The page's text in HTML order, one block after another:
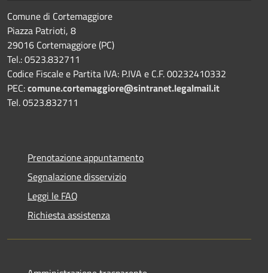
Comune di Cortemaggiore
Piazza Patrioti, 8
29016 Cortemaggiore (PC)
Tel.: 0523.832711
Codice Fiscale e Partita IVA: P.IVA e C.F. 00232410332
PEC:comune.cortemaggiore@sintranet.legalmail.it
Tel. 0523.832711
Prenotazione appuntamento
Segnalazione disservizio
Leggi le FAQ
Richiesta assistenza